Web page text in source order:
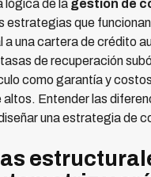
lógica de la gestión de
estrategias que
a una cartera de crédito
de recuperación
como garantía y
Entender las
una estrategia de